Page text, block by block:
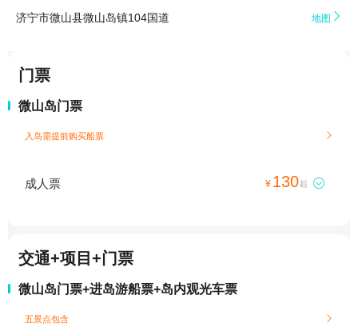
济宁市微山县微山岛镇104国道 地图 
门票
微山岛门票
入岛需提前购买船票 
成人票 ¥ 130起 
交通+项目+门票
微山岛门票+进岛游船票+岛内观光车票
五景点包含 